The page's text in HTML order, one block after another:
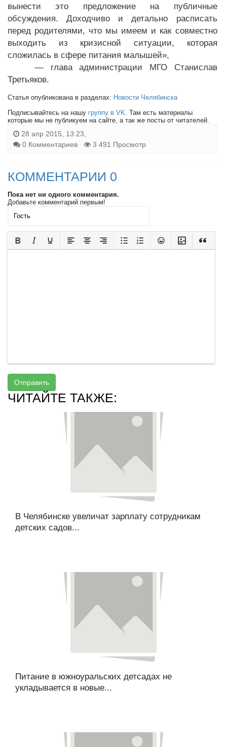
вынести это предложение на публичные
обсуждения. Доходчиво и детально расписать
перед родителями, что мы имеем и как совместно
выходить из кризисной ситуации, которая
сложилась в сфере питания малышей»,
— глава администрации МГО Станислав
Третьяков.
Статья опубликована в разделах: Новости Челябинска
Подписывайтесь на нашу группу в VK . Там есть материалы
которые мы не публикуем на сайте, а так же посты от читателей.
28 апр 2015, 13:23,
0 Комментариев
3 491 Просмотр
КОММЕНТАРИИ 0
Пока нет ни одного комментария.
Добавьте комментарий первым!
Отправить
ЧИТАЙТЕ ТАКЖЕ:
В Челябинске увеличат зарплату сотрудникам
детских садов...
Питание в южноуральских детсадах не
укладывается в новые...